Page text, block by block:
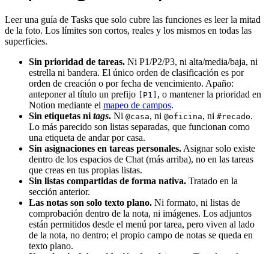
Leer una guía de Tasks que solo cubre las funciones es leer la mitad
de la foto. Los límites son cortos, reales y los mismos en todas las
superficies.
Sin prioridad de tareas. Ni P1/P2/P3, ni alta/media/baja, ni
estrella ni bandera. El único orden de clasificación es por
orden de creación o por fecha de vencimiento. Apaño:
anteponer al título un prefijo
[P1] , o mantener la prioridad en
Notion mediante el mapeo de campos.
Sin etiquetas ni tags. Ni @casa, ni @oficina, ni #recado.
Lo más parecido son listas separadas, que funcionan como
una etiqueta de andar por casa.
Sin asignaciones en tareas personales. Asignar solo existe
dentro de los espacios de Chat (más arriba), no en las tareas
que creas en tus propias listas.
Sin listas compartidas de forma nativa. Tratado en la
sección anterior.
Las notas son solo texto plano. Ni formato, ni listas de
comprobación dentro de la nota, ni imágenes. Los adjuntos
están permitidos desde el menú por tarea, pero viven al lado
de la nota, no dentro; el propio campo de notas se queda en
texto plano.